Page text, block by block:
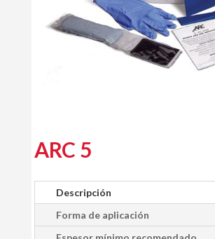
ARC 5
Descripción
Forma de aplicación